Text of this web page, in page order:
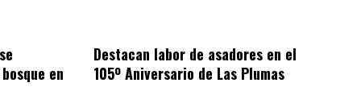
en
Destacan labor de asadores en el
105º Aniversario de Las Plumas